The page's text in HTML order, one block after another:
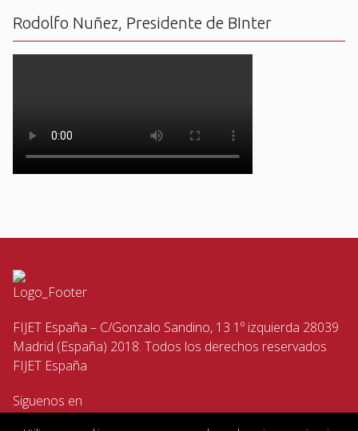
Rodolfo Nuñez, Presidente de BInter
FIJET España – C/Gonzalo Sandino, 13 1º izquierda 28039
Madrid (España) 2018. Todos los derechos reservados
FIJET España
Siguenos en